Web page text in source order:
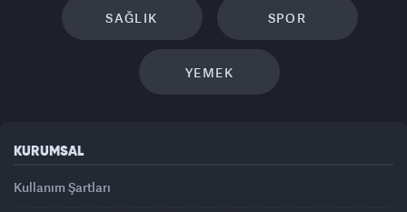
SAĞLIK SPOR
YEMEK
KURUMSAL
Kullanım Şartları